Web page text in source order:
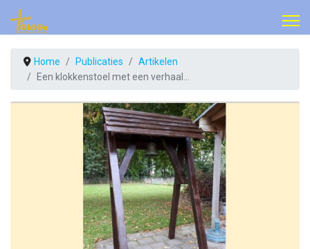
Home Publicaties
Artikelen
Een klokkenstoel met een verhaal…